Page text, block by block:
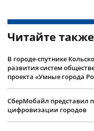
Читайте также
В городе-спутнике
развития систем
проекта «Умные города
СберМобайл представил
цифровизации городов